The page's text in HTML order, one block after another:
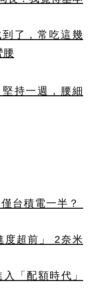
了，常吃這幾
腰
持一週，腰細
台積電一半？
度超前」 2奈米
「配額時代」